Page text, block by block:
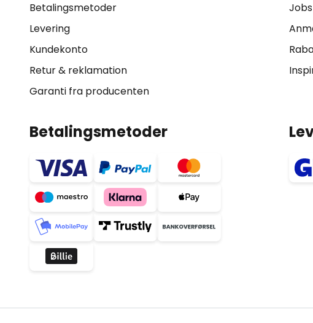
Betalingsmetoder
Levering
Kundekonto
Retur & reklamation
Garanti fra producenten
Betalingsmetoder